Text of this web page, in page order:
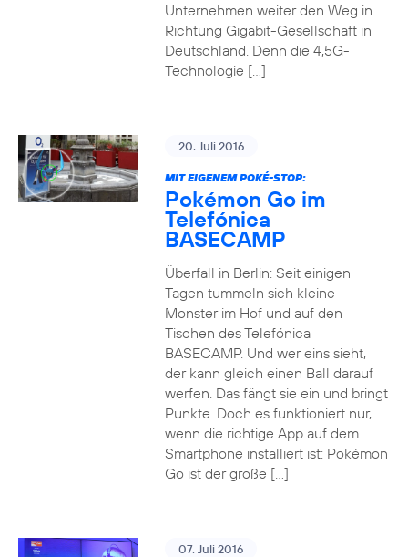
Unternehmen weiter den Weg in
Richtung Gigabit-Gesellschaft in
Deutschland. Denn die 4,5G-
Technologie […]
20. Juli 2016
MIT EIGENEM POKÉ-STOP:
Pokémon Go im
Telefónica
BASECAMP
Überfall in Berlin: Seit einigen
Tagen tummeln sich kleine
Monster im Hof und auf den
Tischen des Telefónica
BASECAMP. Und wer eins sieht,
der kann gleich einen Ball darauf
werfen. Das fängt sie ein und bringt
Punkte. Doch es funktioniert nur,
wenn die richtige App auf dem
Smartphone installiert ist: Pokémon
Go ist der große […]
07. Juli 2016